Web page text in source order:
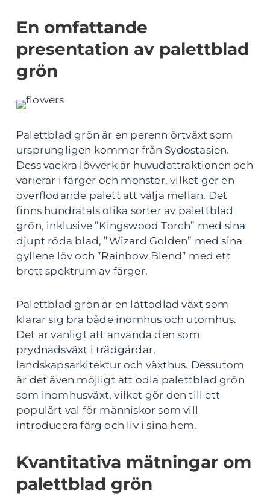
En omfattande
presentation av palettblad
grön
Palettblad grön är en perenn örtväxt som
ursprungligen kommer från Sydostasien.
Dess vackra lövverk är huvudattraktionen och
varierar i färger och mönster, vilket ger en
överflödande palett att välja mellan. Det
finns hundratals olika sorter av palettblad
grön, inklusive ”Kingswood Torch” med sina
djupt röda blad, ”Wizard Golden” med sina
gyllene löv och ”Rainbow Blend” med ett
brett spektrum av färger.
Palettblad grön är en lättodlad växt som
klarar sig bra både inomhus och utomhus.
Det är vanligt att använda den som
prydnadsväxt i trädgårdar,
landskapsarkitektur och växthus. Dessutom
är det även möjligt att odla palettblad grön
som inomhusväxt, vilket gör den till ett
populärt val för människor som vill
introducera färg och liv i sina hem.
Kvantitativa mätningar om
palettblad grön